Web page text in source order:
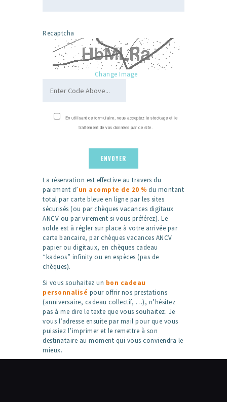
Recaptcha
Change Image
En utilisant ce formulaire, vous acceptez le stockage et le
traitement de vos données par ce site.
La réservation est effective au travers du
paiement d’un acompte de 20 % du montant
total par carte bleue en ligne par les sites
sécurisés (ou par chèques vacances digitaux
ANCV ou par virement si vous préférez). Le
solde est à régler sur place à votre arrivée par
carte bancaire, par chèques vacances ANCV
papier ou digitaux, en chèques cadeau
“kadeos” infinity ou en espèces (pas de
chèques).
Si vous souhaitez un bon cadeau
personnalisé pour offrir nos prestations
(anniversaire, cadeau collectif, …), n’hésitez
pas à me dire le texte que vous souhaitez. Je
vous l’adresse ensuite par mail pour que vous
puissiez l’imprimer et le remettre à son
destinataire au moment qui vous conviendra le
mieux.